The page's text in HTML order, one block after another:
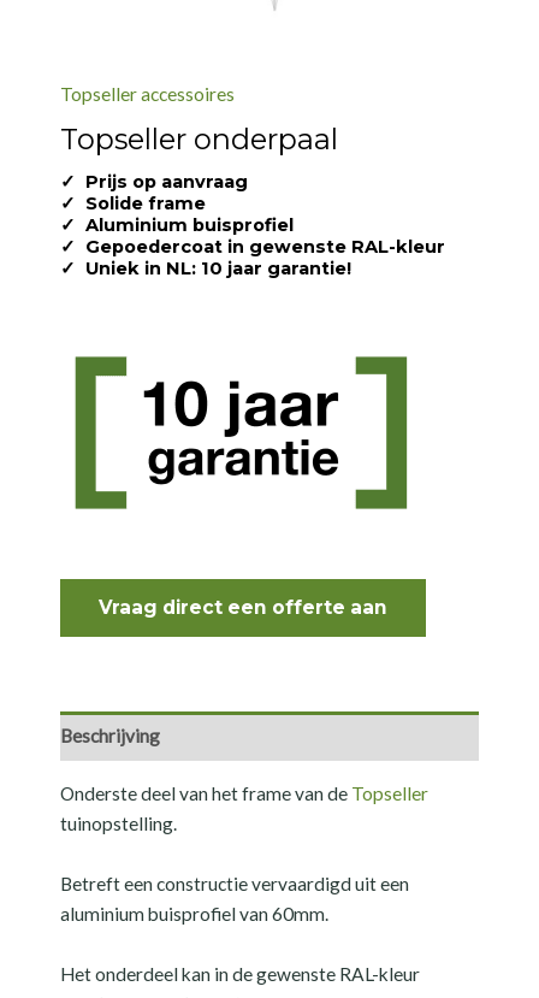
Topseller accessoires
Topseller onderpaal
✓
Prijs op aanvraag
✓
Solide frame
✓ Aluminium buisprofiel
✓
Gepoedercoat in gewenste RAL-kleur
✓
Uniek in NL: 10 jaar garantie!
Vraag direct een offerte aan
Beschrijving
Onderste deel van het frame van de Topseller
tuinopstelling.
Betreft een constructie vervaardigd uit een
aluminium buisprofiel van 60mm.
Het onderdeel kan in de gewenste RAL-kleur